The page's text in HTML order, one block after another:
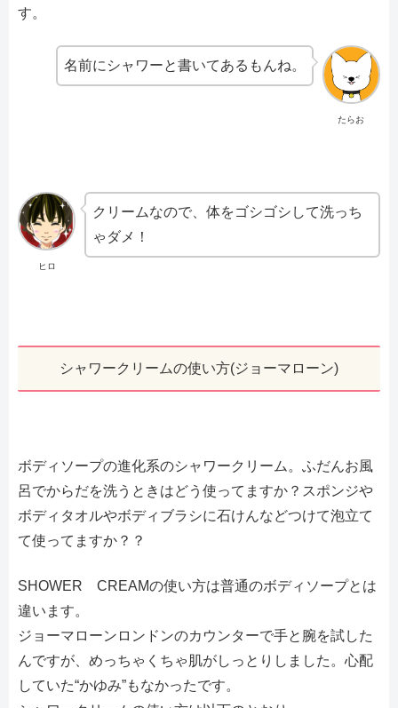
す。
たらお
名前にシャワーと書いてあるもんね。
ヒロ
クリームなので、体をゴシゴシして洗っち
ゃダメ！
シャワークリームの使い方(ジョーマローン)
ボディソープの進化系のシャワークリーム。ふだんお風
呂でからだを洗うときはどう使ってますか？スポンジや
ボディタオルやボディブラシに石けんなどつけて泡立て
て使ってますか？？
SHOWER CREAMの使い方は普通のボディソープとは
違います。
ジョーマローンロンドンのカウンターで手と腕を試した
んですが、めっちゃくちゃ肌がしっとりしました。心配
していた“かゆみ”もなかったです。